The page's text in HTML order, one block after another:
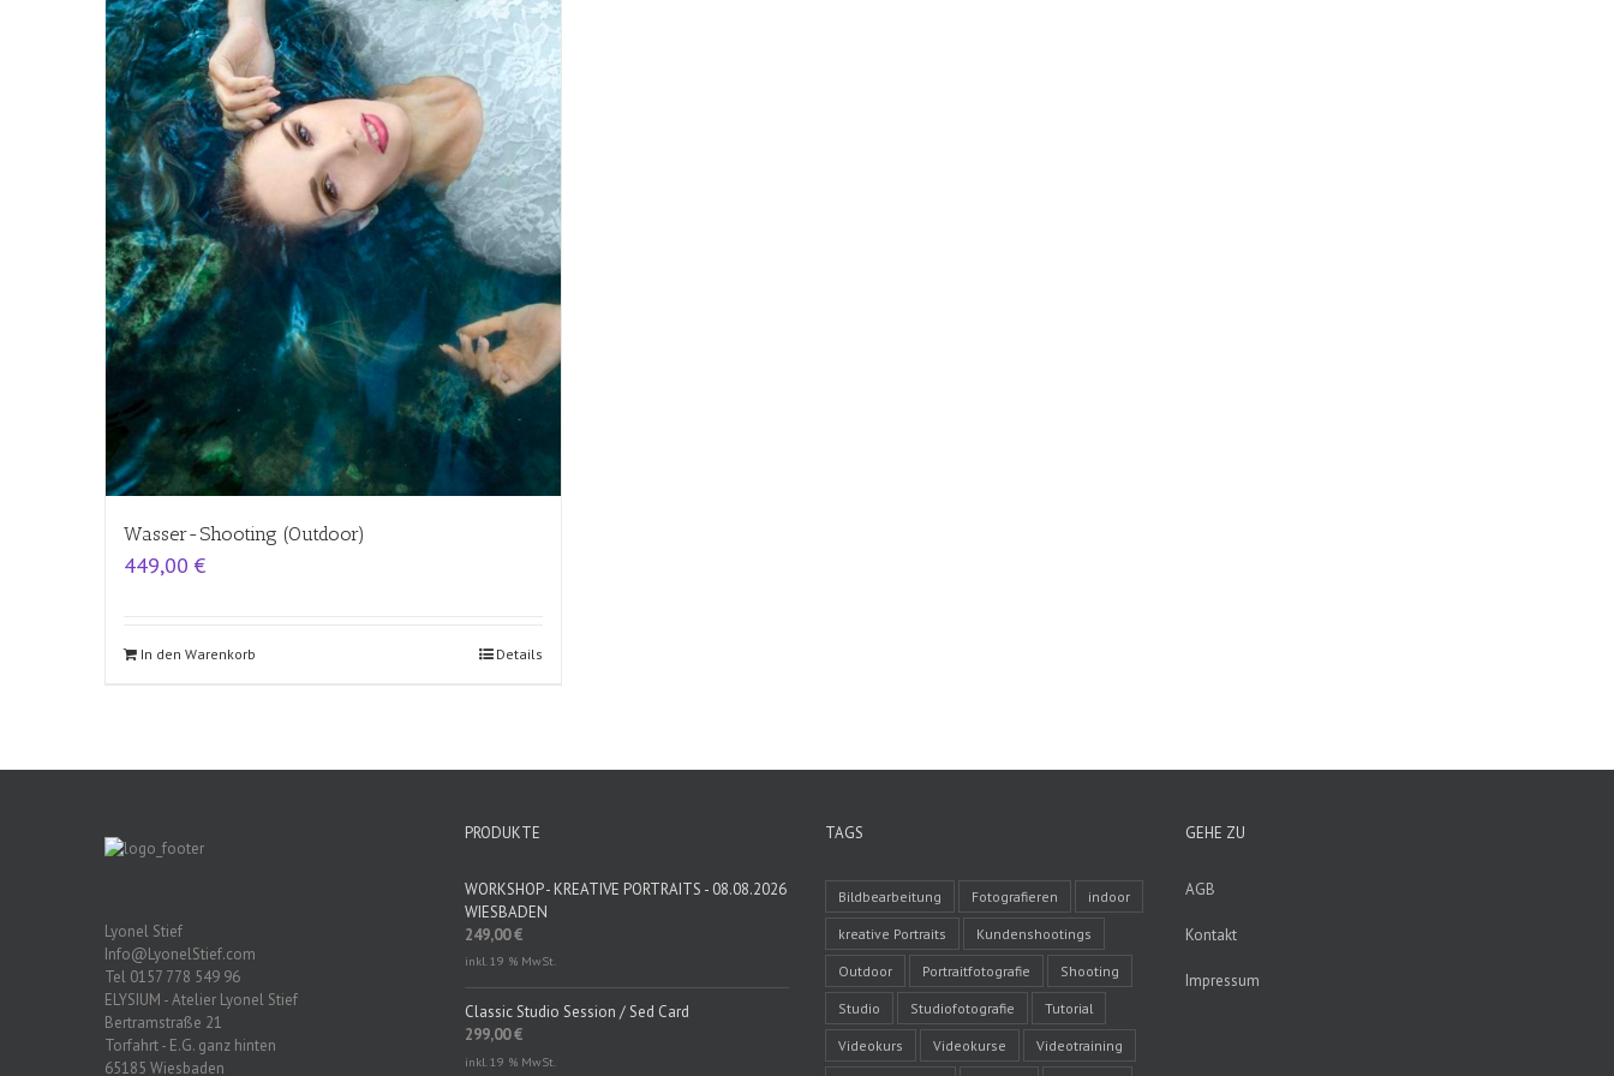
Wasser-Shooting (Outdoor)
449,00 €
In den Warenkorb Details
Lyonel Stief
Info@LyonelStief.com
Tel 0157 778 549 96
ELYSIUM - Atelier Lyonel Stief
Bertramstraße 21
Torfahrt - E.G. ganz hinten
65185 Wiesbaden
PRODUKTE
WORKSHOP - KREATIVE PORTRAITS - 08.08.2026
WIESBADEN
249,00€
inkl. 19 % MwSt.
Classic Studio Session / Sed Card
299,00€
inkl. 19 % MwSt.
TAGS
Bildbearbeitung Fotografieren indoor
kreative Portraits Kundenshootings
Outdoor Portraitfotografie Shooting
Studio Studiofotografie Tutorial
Videokurs Videokurse Videotraining
GEHE ZU
AGB
Kontakt
Impressum